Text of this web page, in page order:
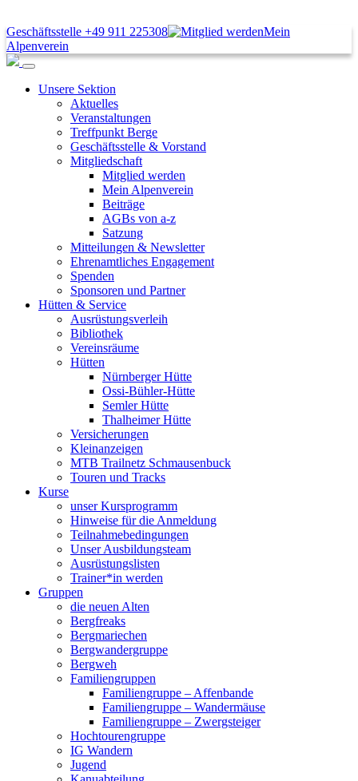
Geschäftsstelle +49 911 225308
Mein
Alpenverein
Unsere Sektion
Aktuelles
Veranstaltungen
Treffpunkt Berge
Geschäftsstelle & Vorstand
Mitgliedschaft
Mitglied werden
Mein Alpenverein
Beiträge
AGBs von a-z
Satzung
Mitteilungen & Newsletter
Ehrenamtliches Engagement
Spenden
Sponsoren und Partner
Hütten & Service
Ausrüstungsverleih
Bibliothek
Vereinsräume
Hütten
Nürnberger Hütte
Ossi-Bühler-Hütte
Semler Hütte
Thalheimer Hütte
Versicherungen
Kleinanzeigen
MTB Trailnetz Schmausenbuck
Touren und Tracks
Kurse
unser Kursprogramm
Hinweise für die Anmeldung
Teilnahmebedingungen
Unser Ausbildungsteam
Ausrüstungslisten
Trainer*in werden
Gruppen
die neuen Alten
Bergfreaks
Bergmariechen
Bergwandergruppe
Bergweh
Familiengruppen
Familiengruppe – Affenbande
Familiengruppe – Wandermäuse
Familiengruppe – Zwergsteiger
Hochtourengruppe
IG Wandern
Jugend